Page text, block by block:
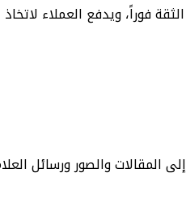
فوراً، ويدفع العملاء لاتخاذ
المقالات والصور ورسائل